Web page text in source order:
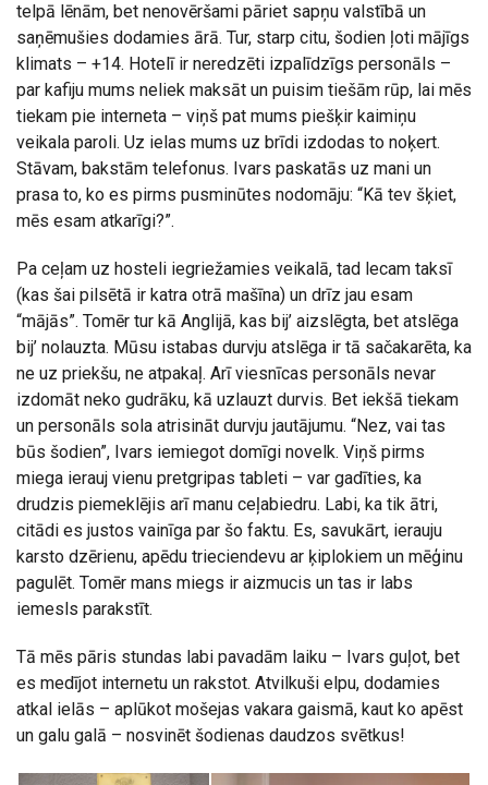
telpā lēnām, bet nenovēršami pāriet sapņu valstībā un
saņēmušies dodamies ārā. Tur, starp citu, šodien ļoti mājīgs
klimats – +14. Hotelī ir neredzēti izpalīdzīgs personāls –
par kafiju mums neliek maksāt un puisim tiešām rūp, lai mēs
tiekam pie interneta – viņš pat mums piešķir kaimiņu
veikala paroli. Uz ielas mums uz brīdi izdodas to noķert.
Stāvam, bakstām telefonus. Ivars paskatās uz mani un
prasa to, ko es pirms pusminūtes nodomāju: “Kā tev šķiet,
mēs esam atkarīgi?”.
Pa ceļam uz hosteli iegriežamies veikalā, tad lecam taksī
(kas šai pilsētā ir katra otrā mašīna) un drīz jau esam
“mājās”. Tomēr tur kā Anglijā, kas bij’ aizslēgta, bet atslēga
bij’ nolauzta. Mūsu istabas durvju atslēga ir tā sačakarēta, ka
ne uz priekšu, ne atpakaļ. Arī viesnīcas personāls nevar
izdomāt neko gudrāku, kā uzlauzt durvis. Bet iekšā tiekam
un personāls sola atrisināt durvju jautājumu. “Nez, vai tas
būs šodien”, Ivars iemiegot domīgi novelk. Viņš pirms
miega ierauj vienu pretgripas tableti – var gadīties, ka
drudzis piemeklējis arī manu ceļabiedru. Labi, ka tik ātri,
citādi es justos vainīga par šo faktu. Es, savukārt, ierauju
karsto dzērienu, apēdu trieciendevu ar ķiplokiem un mēģinu
pagulēt. Tomēr mans miegs ir aizmucis un tas ir labs
iemesls parakstīt.
Tā mēs pāris stundas labi pavadām laiku – Ivars guļot, bet
es medījot internetu un rakstot. Atvilkuši elpu, dodamies
atkal ielās – aplūkot mošejas vakara gaismā, kaut ko apēst
un galu galā – nosvinēt šodienas daudzos svētkus!